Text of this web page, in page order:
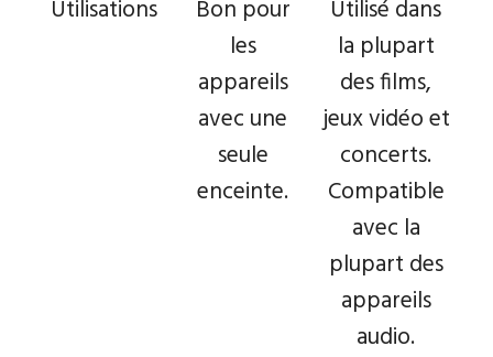
Utilisations
Bon pour
les
appareils
avec une
seule
enceinte.
Utilisé dans
la plupart
des films,
jeux vidéo et
concerts.
Compatible
avec la
plupart des
appareils
audio.